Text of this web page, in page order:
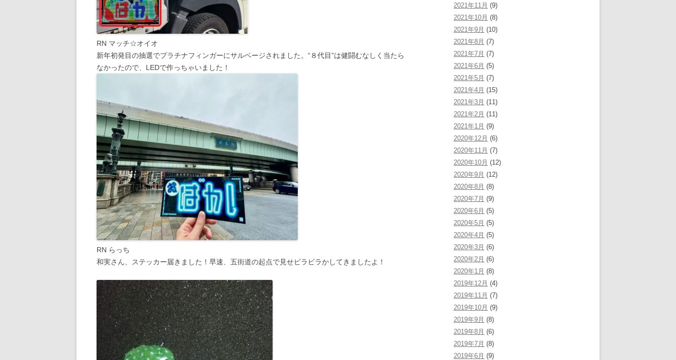
RN マッチ☆オイオ
新年初発目の抽選でプラチナフィンガーにサルベージされました。“８代目”は健闘むなしく当たら
なかったので、LEDで作っちゃいました！
RN らっち
和実さん、ステッカー届きました！早速、五街道の起点で見せビラビラかしてきましたよ！
2021年11月 (9)
2021年10月 (8)
2021年9月 (10)
2021年8月 (7)
2021年7月 (7)
2021年6月 (5)
2021年5月 (7)
2021年4月 (15)
2021年3月 (11)
2021年2月 (11)
2021年1月 (9)
2020年12月 (6)
2020年11月 (7)
2020年10月 (12)
2020年9月 (12)
2020年8月 (8)
2020年7月 (9)
2020年6月 (5)
2020年5月 (5)
2020年4月 (5)
2020年3月 (6)
2020年2月 (6)
2020年1月 (8)
2019年12月 (4)
2019年11月 (7)
2019年10月 (9)
2019年9月 (8)
2019年8月 (6)
2019年7月 (8)
2019年6月 (9)